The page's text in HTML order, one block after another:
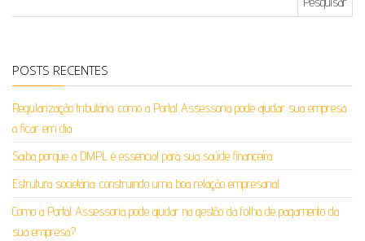
POSTS RECENTES
Regularização tributária: como a Portal Assessoria pode ajudar sua empresa
a ficar em dia
Saiba porque a DMPL é essencial para sua saúde financeira
Estrutura societária: construindo uma boa relação empresarial
Como a Portal Assessoria pode ajudar na gestão da folha de pagamento da
sua empresa?